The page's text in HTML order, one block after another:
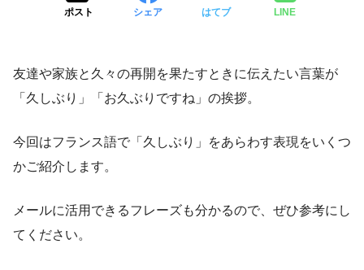
ポスト シェア はてブ LINE
友達や家族と久々の再開を果たすときに伝えたい言葉が
「久しぶり」「お久ぶりですね」の挨拶。
今回はフランス語で「久しぶり」をあらわす表現をいくつ
かご紹介します。
メールに活用できるフレーズも分かるので、ぜひ参考にし
てください。